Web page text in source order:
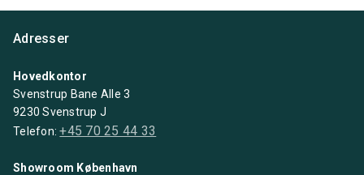
Adresser
Hovedkontor
Svenstrup Bane Alle 3
9230 Svenstrup J
Telefon:+45 70 25 44 33
Showroom København